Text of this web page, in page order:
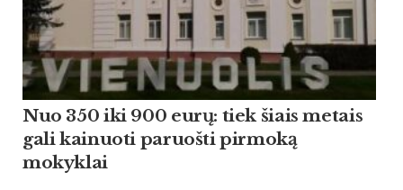
Nuo 350 iki 900 eurų: tiek šiais metais
gali kainuoti paruošti pirmoką
mokyklai